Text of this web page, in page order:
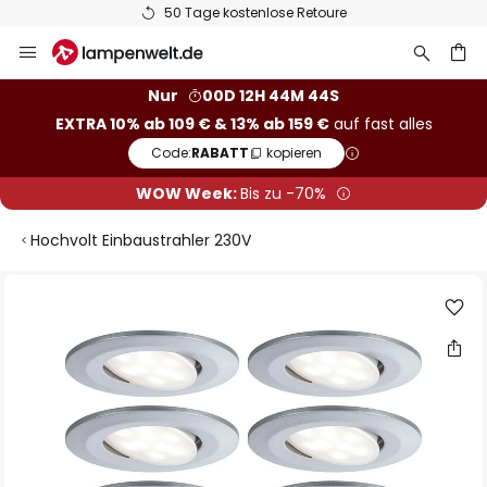
50 Tage kostenlose Retoure
Inhalt
Nur
00D 12H 44M 43S
EXTRA 10% ab 109 € & 13% ab 159 €auf fast alles
Code:RABATT kopieren
WOW Week:Bis zu -70%
Hochvolt Einbaustrahler 230V
Bildgalerie